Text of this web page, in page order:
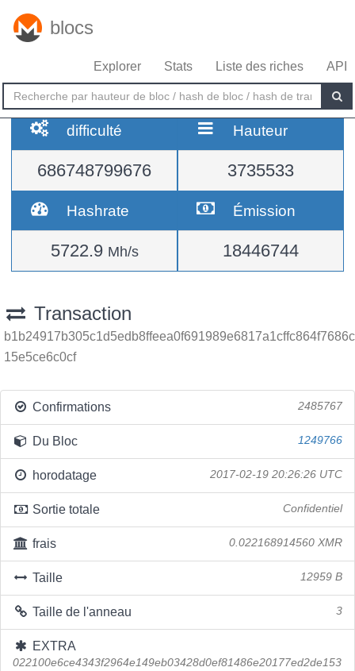
blocs
Explorer Stats Liste des riches API
difficulté
686748799676
Hauteur
3735533
Hashrate
5722.9 Mh/s
Émission
18446744
Transaction
b1b24917b305c1d5edb8ffeea0f691989e6817a1cffc864f7686c
15e5ce6c0cf
Confirmations 2485767
Du Bloc 1249766
horodatage 2017-02-19 20:26:26 UTC
Sortie totale Confidentiel
frais 0.022168914560 XMR
Taille 12959 B
Taille de l'anneau 3
EXTRA
022100e6ce4343f2964e149eb03428d0ef81486e20177ed2de153